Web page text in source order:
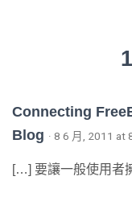
Connecting
Blog · 8 6 月, 2011 at
[…] 要讓一般使用者